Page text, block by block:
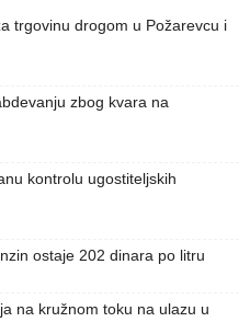
trgovinu drogom u Požarevcu i
zbog kvara na
kontrolu ugostiteljskih
ostaje 202 dinara po litru
na kružnom toku na ulazu u